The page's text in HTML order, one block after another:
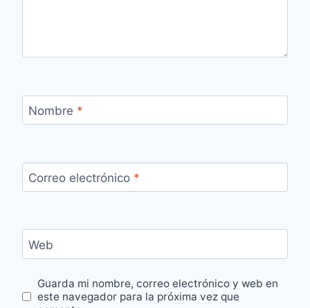
Nombre *
Correo electrónico *
Web
Guarda mi nombre, correo electrónico y web en
este navegador para la próxima vez que